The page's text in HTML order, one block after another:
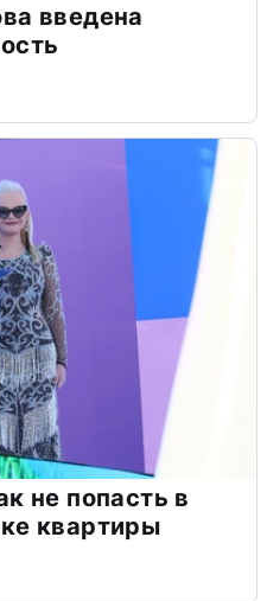
введена
не попасть в
квартиры